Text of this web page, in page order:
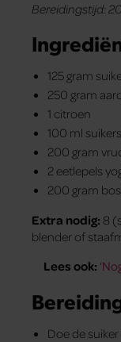
Bereidingstijd:
125 gram
250 gram
1 citroen
100 ml
200 gram
2 eetlepels
200 gram
Extra nodig: 8
blender of
Lees ook: ‘
Doe de